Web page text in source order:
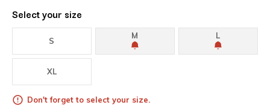
Select your size
S
M L
XL
Don't forget to select your size.